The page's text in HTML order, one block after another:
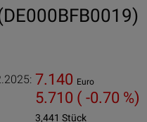
7.140 Euro
5.710 ( -0.70 %)
3,441 Stück